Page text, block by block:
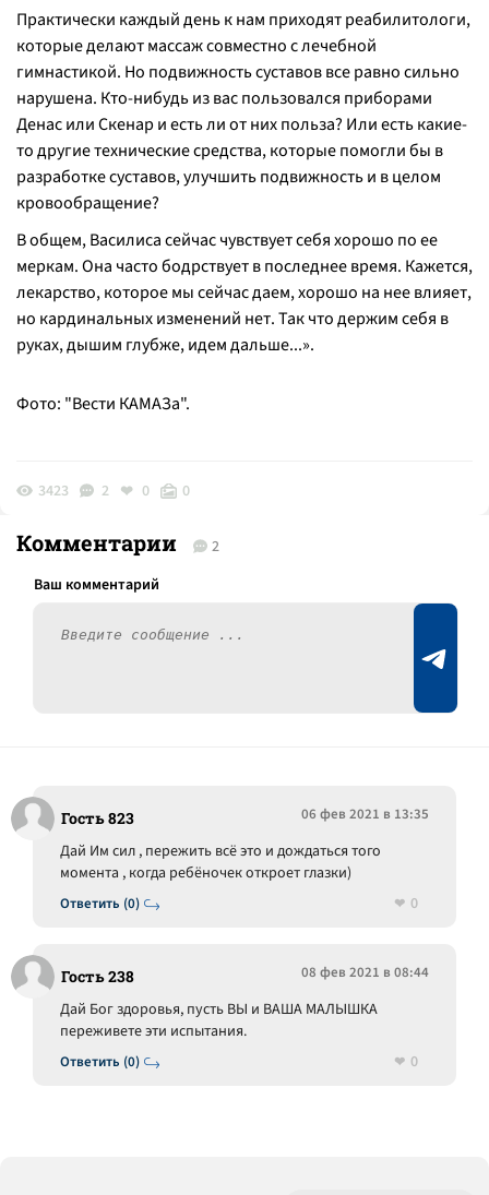
Практически каждый день к нам приходят реабилитологи,
которые делают массаж совместно с лечебной
гимнастикой. Но подвижность суставов все равно сильно
нарушена. Кто-нибудь из вас пользовался приборами
Денас или Скенар и есть ли от них польза? Или есть какие-
то другие технические средства, которые помогли бы в
разработке суставов, улучшить подвижность и в целом
кровообращение?
В общем, Василиса сейчас чувствует себя хорошо по ее
меркам. Она часто бодрствует в последнее время. Кажется,
лекарство, которое мы сейчас даем, хорошо на нее влияет,
но кардинальных изменений нет. Так что держим себя в
руках, дышим глубже, идем дальше...».
Фото: "Вести КАМАЗа".
3423 2 0 0
Комментарии 2
Гость 823 06 фев 2021 в 13:35
Ответить (0)
Дай Им сил , пережить всё это и дождаться того
момента , когда ребёночек откроет глазки)
0
Гость 238 08 фев 2021 в 08:44
Ответить (0)
Дай Бог здоровья, пусть ВЫ и ВАША МАЛЫШКА
переживете эти испытания.
0